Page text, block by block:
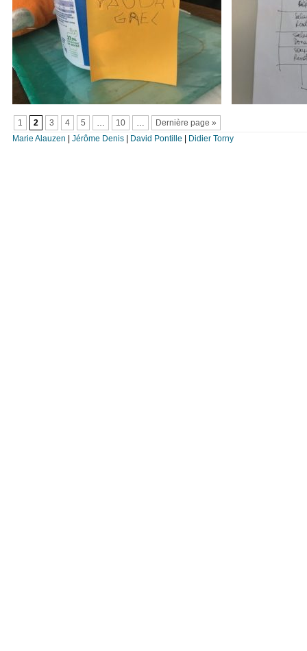
1 2 3 4 5 … 10 …
Dernière page »
Marie Alauzen
Jérôme Denis| David Pontille Didier Torny